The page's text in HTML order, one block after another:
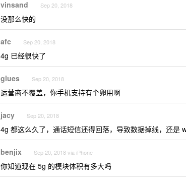
vinsand Sep 20, 2018
没那么快的
afc Sep 20, 2018
4g 已经很快了
glues Sep 20, 2018
运营商不覆盖，你手机支持有个卵用啊
jacy Sep 20, 2018
4g 都这么久了，通话短信还得回落，导致数据掉线，还是
benjix Sep 20, 2018 via iPhone
你知道现在 5g 的模块体积有多大吗